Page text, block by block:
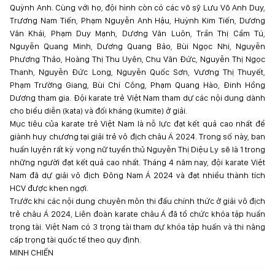
Quỳnh Anh. Cùng với họ, đội hình còn có các võ sỹ Lưu Võ Anh Duy,
Trương Nam Tiến, Phạm Nguyễn Anh Hậu, Huỳnh Kim Tiến, Dương
Văn Khái, Phạm Duy Mạnh, Dương Văn Luôn, Trần Thị Cẩm Tú,
Nguyễn Quang Minh, Dương Quang Bảo, Bùi Ngọc Nhi, Nguyễn
Phương Thảo, Hoàng Thị Thu Uyên, Chu Văn Đức, Nguyễn Thị Ngọc
Thanh, Nguyễn Đức Long, Nguyễn Quốc Sơn, Vương Thị Thuyết,
Phạm Trường Giang, Bùi Chí Công, Phạm Quang Hào, Đinh Hồng
Dương tham gia. Đội karate trẻ Việt Nam tham dự các nội dung dành
cho biểu diễn (kata) và đối kháng (kumite) ở giải.
Mục tiêu của karate trẻ Việt Nam là nỗ lực đạt kết quả cao nhất để
giành huy chương tại giải trẻ vô địch châu Á 2024. Trong số này, ban
huấn luyện rất kỳ vọng nữ tuyển thủ Nguyễn Thị Diệu Ly sẽ là 1 trong
những người đạt kết quả cao nhất. Tháng 4 năm nay, đội karate Việt
Nam đã dự giải vô địch Đông Nam Á 2024 và đạt nhiều thành tích
HCV được khen ngợi.
Trước khi các nội dung chuyên môn thi đấu chính thức ở giải vô địch
trẻ châu Á 2024, Liên đoàn karate châu Á đã tổ chức khóa tập huấn
trọng tài. Việt Nam có 3 trọng tài tham dự khóa tập huấn và thi nâng
cấp trọng tài quốc tế theo quy định.
MINH CHIẾN